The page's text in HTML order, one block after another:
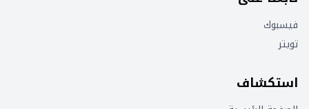
فيسبوك
تويتر
استكشاف